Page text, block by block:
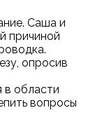
Саша и
причиной
опросив
в области
вопросы